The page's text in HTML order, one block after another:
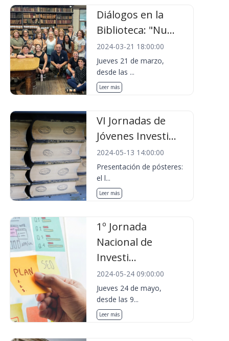
Diálogos en la
Biblioteca: "Nu...
2024-03-21 18:00:00
Jueves 21 de marzo,
desde las ...
Leer más
VI Jornadas de
Jóvenes Investi...
2024-05-13 14:00:00
Presentación de pósteres:
el l...
Leer más
1º Jornada
Nacional de
Investi...
2024-05-24 09:00:00
Jueves 24 de mayo,
desde las 9...
Leer más